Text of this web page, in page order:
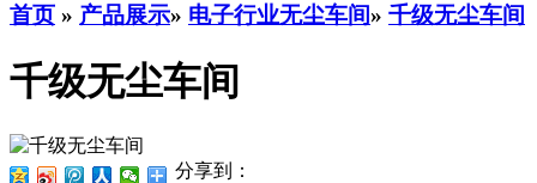
首页 » 产品展示» 电子行业无尘车间» 千级无尘车间
千级无尘车间
分享到：